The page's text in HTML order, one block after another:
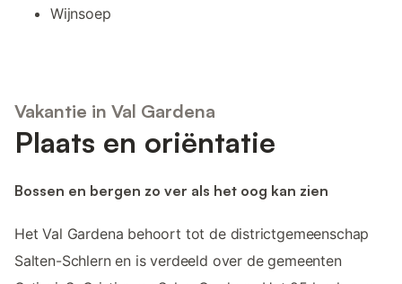
Wijnsoep
Vakantie in Val Gardena
Plaats en oriëntatie
Bossen en bergen zo ver als het oog kan zien
Het Val Gardena behoort tot de districtgemeenschap
Salten-Schlern en is verdeeld over de gemeenten